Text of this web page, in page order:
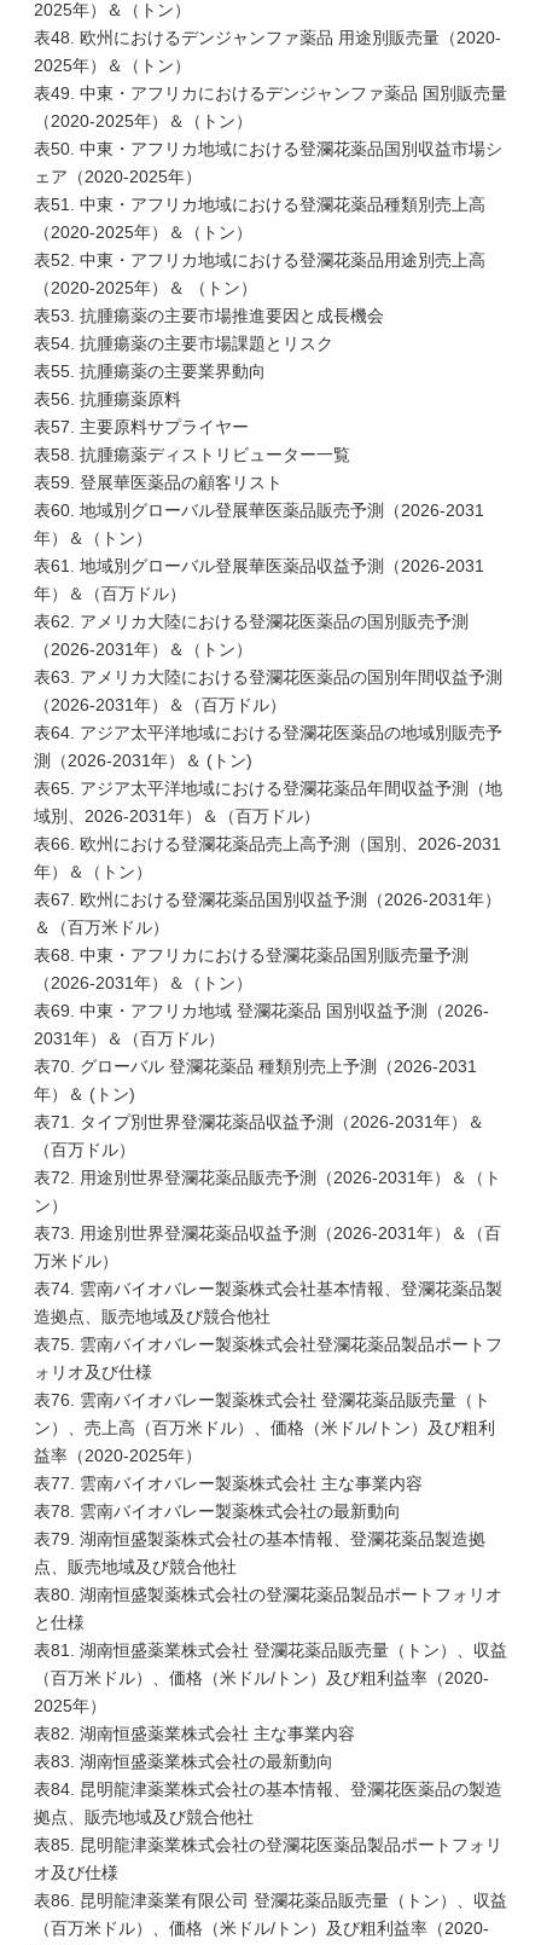
2025年）＆（トン）
表48. 欧州におけるデンジャンファ薬品 用途別販売量（2020-
2025年）＆（トン）
表49. 中東・アフリカにおけるデンジャンファ薬品 国別販売量
（2020-2025年）＆（トン）
表50. 中東・アフリカ地域における登瀾花薬品国別収益市場シ
ェア（2020-2025年）
表51. 中東・アフリカ地域における登瀾花薬品種類別売上高
（2020-2025年）＆（トン）
表52. 中東・アフリカ地域における登瀾花薬品用途別売上高
（2020-2025年）＆ （トン）
表53. 抗腫瘍薬の主要市場推進要因と成長機会
表54. 抗腫瘍薬の主要市場課題とリスク
表55. 抗腫瘍薬の主要業界動向
表56. 抗腫瘍薬原料
表57. 主要原料サプライヤー
表58. 抗腫瘍薬ディストリビューター一覧
表59. 登展華医薬品の顧客リスト
表60. 地域別グローバル登展華医薬品販売予測（2026-2031
年）＆（トン）
表61. 地域別グローバル登展華医薬品収益予測（2026-2031
年）＆（百万ドル）
表62. アメリカ大陸における登瀾花医薬品の国別販売予測
（2026-2031年）＆（トン）
表63. アメリカ大陸における登瀾花医薬品の国別年間収益予測
（2026-2031年）＆（百万ドル）
表64. アジア太平洋地域における登瀾花医薬品の地域別販売予
測（2026-2031年）＆ (トン)
表65. アジア太平洋地域における登瀾花薬品年間収益予測（地
域別、2026-2031年）＆（百万ドル）
表66. 欧州における登瀾花薬品売上高予測（国別、2026-2031
年）＆（トン）
表67. 欧州における登瀾花薬品国別収益予測（2026-2031年）
＆（百万米ドル）
表68. 中東・アフリカにおける登瀾花薬品国別販売量予測
（2026-2031年）＆（トン）
表69. 中東・アフリカ地域 登瀾花薬品 国別収益予測（2026-
2031年）＆（百万ドル）
表70. グローバル 登瀾花薬品 種類別売上予測（2026-2031
年）＆ (トン)
表71. タイプ別世界登瀾花薬品収益予測（2026-2031年）＆
（百万ドル）
表72. 用途別世界登瀾花薬品販売予測（2026-2031年）＆（ト
ン）
表73. 用途別世界登瀾花薬品収益予測（2026-2031年）＆（百
万米ドル）
表74. 雲南バイオバレー製薬株式会社基本情報、登瀾花薬品製
造拠点、販売地域及び競合他社
表75. 雲南バイオバレー製薬株式会社登瀾花薬品製品ポートフ
ォリオ及び仕様
表76. 雲南バイオバレー製薬株式会社 登瀾花薬品販売量（ト
ン）、売上高（百万米ドル）、価格（米ドル/トン）及び粗利
益率（2020-2025年）
表77. 雲南バイオバレー製薬株式会社 主な事業内容
表78. 雲南バイオバレー製薬株式会社の最新動向
表79. 湖南恒盛製薬株式会社の基本情報、登瀾花薬品製造拠
点、販売地域及び競合他社
表80. 湖南恒盛製薬株式会社の登瀾花薬品製品ポートフォリオ
と仕様
表81. 湖南恒盛薬業株式会社 登瀾花薬品販売量（トン）、収益
（百万米ドル）、価格（米ドル/トン）及び粗利益率（2020-
2025年）
表82. 湖南恒盛薬業株式会社 主な事業内容
表83. 湖南恒盛薬業株式会社の最新動向
表84. 昆明龍津薬業株式会社の基本情報、登瀾花医薬品の製造
拠点、販売地域及び競合他社
表85. 昆明龍津薬業株式会社の登瀾花医薬品製品ポートフォリ
オ及び仕様
表86. 昆明龍津薬業有限公司 登瀾花薬品販売量（トン）、収益
（百万米ドル）、価格（米ドル/トン）及び粗利益率（2020-